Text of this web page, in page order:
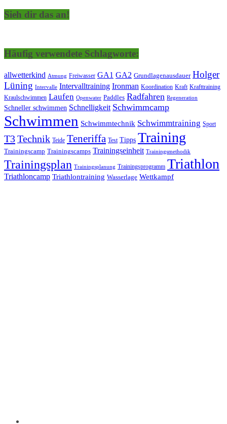
Sieh dir das an!
Häufig verwendete Schlagworte:
allwetterkind Atmung Freiwasser GA1 GA2 Grundlagenausdauer Holger
Lüning Intervalle Intervalltraining Ironman Koordination Kraft Krafttraining
Kraulschwimmen Laufen Openwater Paddles Radfahren Regeneration
Schneller schwimmen Schnelligkeit Schwimmcamp
Schwimmen Schwimmtechnik Schwimmtraining Sport
T3Technik Teide Teneriffa Test Tipps Training
Trainingscamp Trainingscamps Trainingseinheit Trainingsmethodik
Trainingsplan Trainingsplanung Trainingsprogramm Triathlon
Triathloncamp Triathlontraining Wasserlage Wettkampf